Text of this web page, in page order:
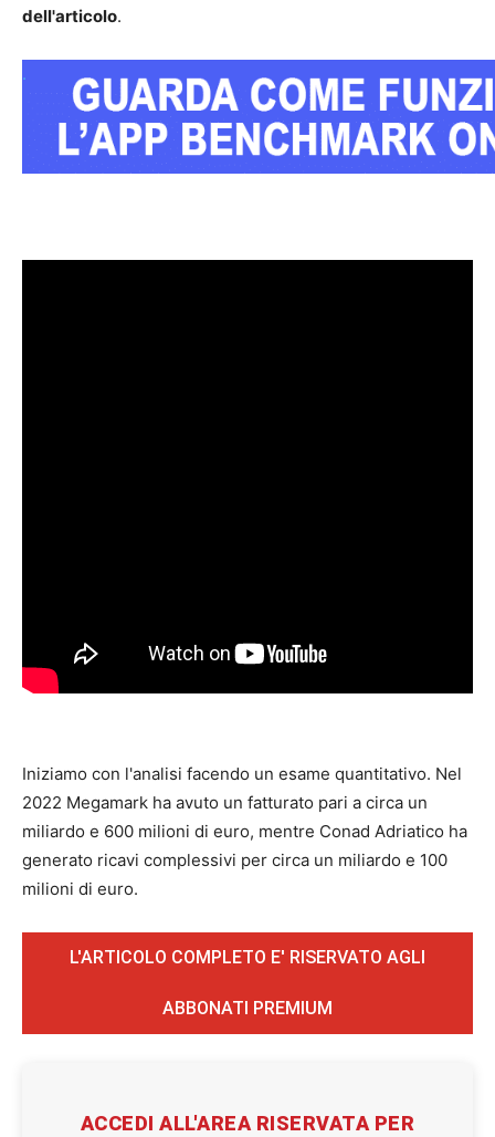
dell'articolo.
.
Iniziamo con l'analisi facendo un esame quantitativo. Nel
2022 Megamark ha avuto un fatturato pari a circa un
miliardo e 600 milioni di euro, mentre Conad Adriatico ha
generato ricavi complessivi per circa un miliardo e 100
milioni di euro.
L'ARTICOLO COMPLETO E' RISERVATO AGLI
ABBONATI PREMIUM
ACCEDI ALL'AREA RISERVATA PER